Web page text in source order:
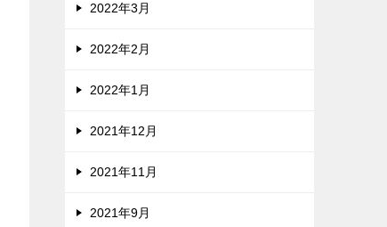
2022年3月
2022年2月
2022年1月
2021年12月
2021年11月
2021年9月